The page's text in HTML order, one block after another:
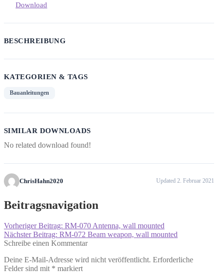
Download
BESCHREIBUNG
KATEGORIEN & TAGS
Bauanleitungen
SIMILAR DOWNLOADS
No related download found!
ChrisHahn2020 Updated 2. Februar 2021
Beitragsnavigation
Vorheriger Beitrag: RM-070 Antenna, wall mounted
Nächster Beitrag: RM-072 Beam weapon, wall mounted
Schreibe einen Kommentar
Deine E-Mail-Adresse wird nicht veröffentlicht. Erforderliche
Felder sind mit * markiert